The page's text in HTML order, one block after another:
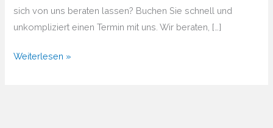
sich von uns beraten lassen? Buchen Sie schnell und
unkompliziert einen Termin mit uns. Wir beraten, […]
Von
Weiterlesen »